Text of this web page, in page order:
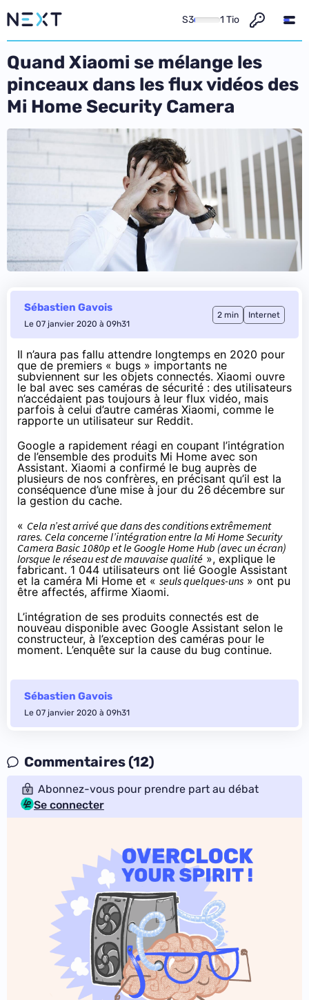
S3 1 Tio
Quand Xiaomi se mélange les
pinceaux dans les flux vidéos des
Mi Home Security Camera
Sébastien Gavois
Le 07 janvier 2020 à 09h31
2 min Internet
Il n’aura pas fallu attendre longtemps en 2020 pour
que de premiers « bugs » importants ne
subviennent sur les objets connectés. Xiaomi ouvre
le bal avec ses caméras de sécurité : des utilisateurs
n’accédaient pas toujours à leur flux vidéo, mais
parfois à celui d’autre caméras Xiaomi, comme le
rapporte un utilisateur sur Reddit.
Google a rapidement réagi en coupant l’intégration
de l’ensemble des produits Mi Home avec son
Assistant. Xiaomi a confirmé le bug auprès de
plusieurs de nos confrères, en précisant qu’il est la
conséquence d’une mise à jour du 26 décembre sur
la gestion du cache.
« Cela n’est arrivé que dans des conditions extrêmement
rares. Cela concerne l’intégration entre la Mi Home Security
Camera Basic 1080p et le Google Home Hub (avec un écran)
lorsque le réseau est de mauvaise qualité », explique le
fabricant. 1 044 utilisateurs ont lié Google Assistant
et la caméra Mi Home et « seuls quelques-uns » ont pu
être affectés, affirme Xiaomi.
L’intégration de ses produits connectés est de
nouveau disponible avec Google Assistant selon le
constructeur, à l’exception des caméras pour le
moment. L’enquête sur la cause du bug continue.
Sébastien Gavois
Le 07 janvier 2020 à 09h31
Commentaires (12)
Abonnez-vous pour prendre part au débat
Se connecter